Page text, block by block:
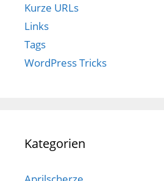
Kurze URLs
Links
Tags
WordPress Tricks
Kategorien